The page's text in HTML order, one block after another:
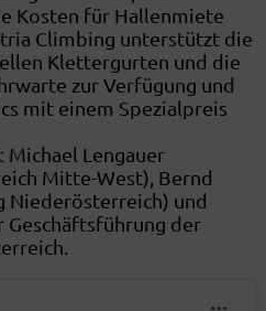
Kosten für Hallenmiete
Climbing unterstützt die
Klettergurten und die
zur Verfügung und
mit einem Spezialpreis
Michael Lengauer
Mitte-West), Bernd
Niederösterreich) und
Geschäftsführung der